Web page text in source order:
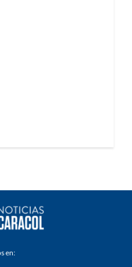
en: